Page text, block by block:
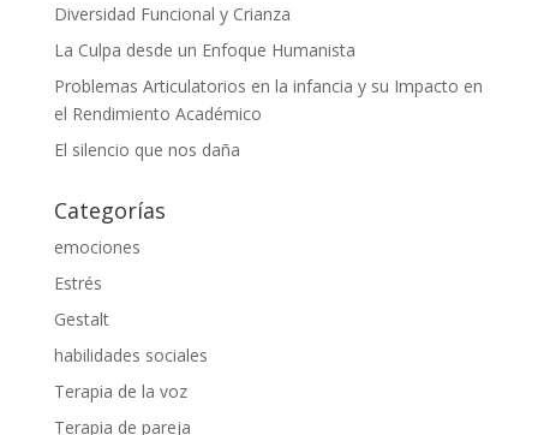
Diversidad Funcional y Crianza
La Culpa desde un Enfoque Humanista
Problemas Articulatorios en la infancia y su Impacto en
el Rendimiento Académico
El silencio que nos daña
Categorías
emociones
Estrés
Gestalt
habilidades sociales
Terapia de la voz
Terapia de pareja